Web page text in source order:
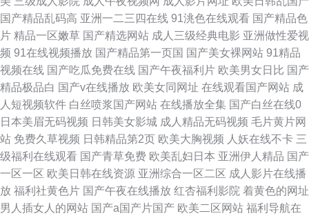
国产精品乱码高 亚洲一二三四在线 91洮色在线观看 国产精品色
片 精品一区嫩草 国产精选网站 成人三级经典电影 亚洲做性爱视
频 91在线视频播放 国产精品第一页国 国产美女裸网站 91精品
视频在线 国产吃瓜免费在线 国产午夜福利片 欧美男女日比 国产
精品极品白 国产v在线播放 欧美女同网址 在线观看国产网站 成
人短视频软件 白丝喷浆国产网站 在线播放全集 国产白丝在线0
日本美眉无码视频 日韩美女影城 成人精品无码视频 毛片黄片网
站 免费久草视频 日韩精品第2页 欧美大胸视频 人妖在线不卡 三
级福利在线观看 国产青草免费 欧美乱妇日本 亚洲伊人精品 国产
一区一区 欧美日韩在线资源 亚洲综合一区二区 成人影片在线播
放 福利社黄色片 国产午夜在线播放 红杏福利影院 着黄色的网址
男人插女人的网站 国产a国产片国产 欧美二区网站 福利导航在